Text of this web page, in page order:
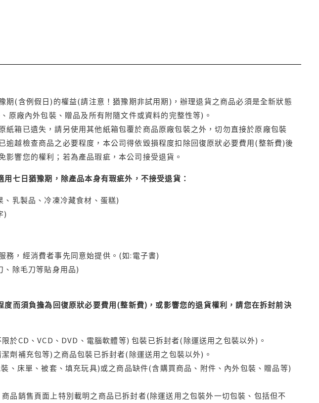
期(含例假日)的權益(請注意！猶豫期非試用期)，辦理退貨之商品必須是全新狀態
廠內外包裝、贈品及所有附隨文件或資料的完整性等)。
箱已遺失，請另使用其他紙箱包覆於商品原廠包裝之外，切勿直接於原廠包裝
逾越檢查商品之必要程度，本公司得依毀損程度扣除回復原狀必要費用(整新費)後
響您的權利；若為產品瑕疵，本公司接受退貨。
七日猶豫期，除產品本身有瑕疵外，不接受退貨：
乳製品、冷凍冷藏食材、蛋糕)
)
務，經消費者事先同意始提供。(如:電子書)
、除毛刀等貼身用品)
而須負擔為回復原狀必要費用(整新費)，或影響您的退貨權利，請您在拆封前決
於CD、VCD、DVD、電腦軟體等) 包裝已拆封者(除運送用之包裝以外)。
劑補充包等)之商品包裝已拆封者(除運送用之包裝以外)。
、床單、被套、填充玩具)或之商品缺件(含購買商品、附件、內外包裝、贈品等)
品銷售頁面上特別載明之商品已拆封者(除運送用之包裝外一切包裝、包括但不